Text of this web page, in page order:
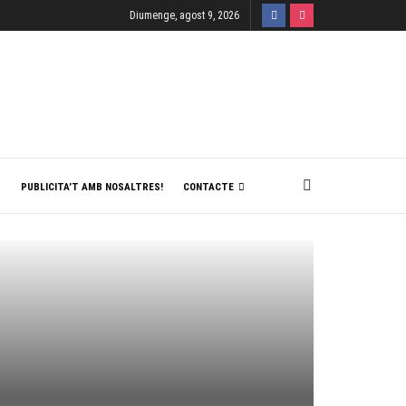
Diumenge, agost 9, 2026
PUBLICITA’T AMB NOSALTRES! CONTACTE